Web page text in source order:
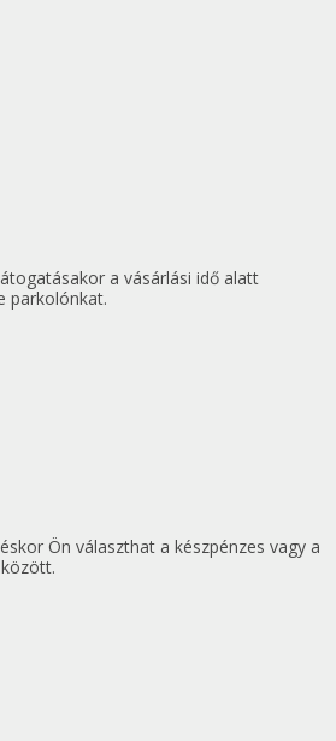
a vásárlási idő alatt
parkolónkat.
Ön választhat a készpénzes vagy a